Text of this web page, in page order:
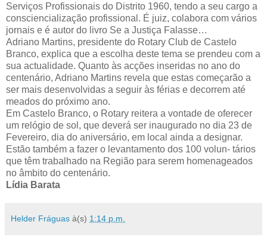
Serviços Profissionais do Distrito 1960, tendo a seu cargo a
consciencialização profissional. É juiz, colabora com vários
jornais e é autor do livro Se a Justiça Falasse…
Adriano Martins, presidente do Rotary Club de Castelo
Branco, explica que a escolha deste tema se prendeu com a
sua actualidade. Quanto às acções inseridas no ano do
centenário, Adriano Martins revela que estas começarão a
ser mais desenvolvidas a seguir às férias e decorrem até
meados do próximo ano.
Em Castelo Branco, o Rotary reitera a vontade de oferecer
um relógio de sol, que deverá ser inaugurado no dia 23 de
Fevereiro, dia do aniversário, em local ainda a designar.
Estão também a fazer o levantamento dos 100 volun- tários
que têm trabalhado na Região para serem homenageados
no âmbito do centenário.
Lídia Barata
Helder Fráguas à(s) 1:14 p.m.